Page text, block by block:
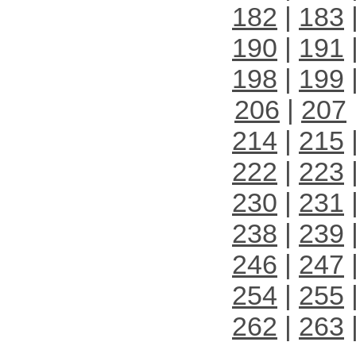
182 | 183
190 | 191
198 | 199
206 | 207
214 | 215
222 | 223
230 | 231
238 | 239
246 | 247
254 | 255
262 | 263